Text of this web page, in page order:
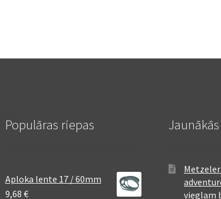
Populāras riepas
Aploka lente 17 / 60mm
9,68 €
vieglam